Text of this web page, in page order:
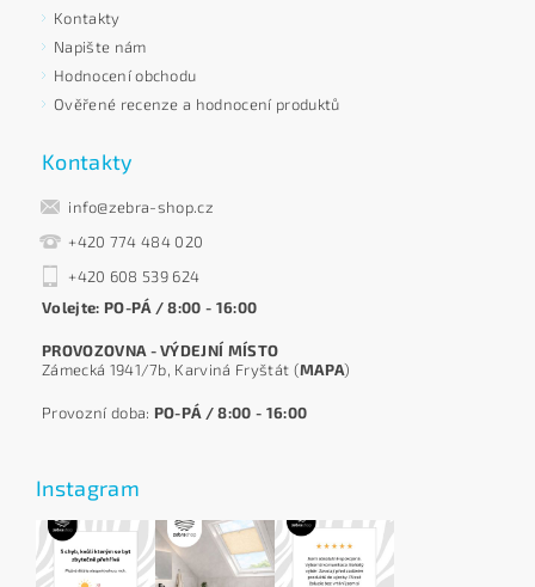
Kontakty
Napište nám
Hodnocení obchodu
Ověřené recenze a hodnocení produktů
Kontakty
info@zebra-shop.cz
+420 774 484 020
+420 608 539 624
Volejte: PO-PÁ / 8:00 - 16:00
PROVOZOVNA - VÝDEJNÍ MÍSTO
Zámecká 1941/7b, Karviná Fryštát (MAPA)
Provozní doba: PO-PÁ / 8:00 - 16:00
Instagram